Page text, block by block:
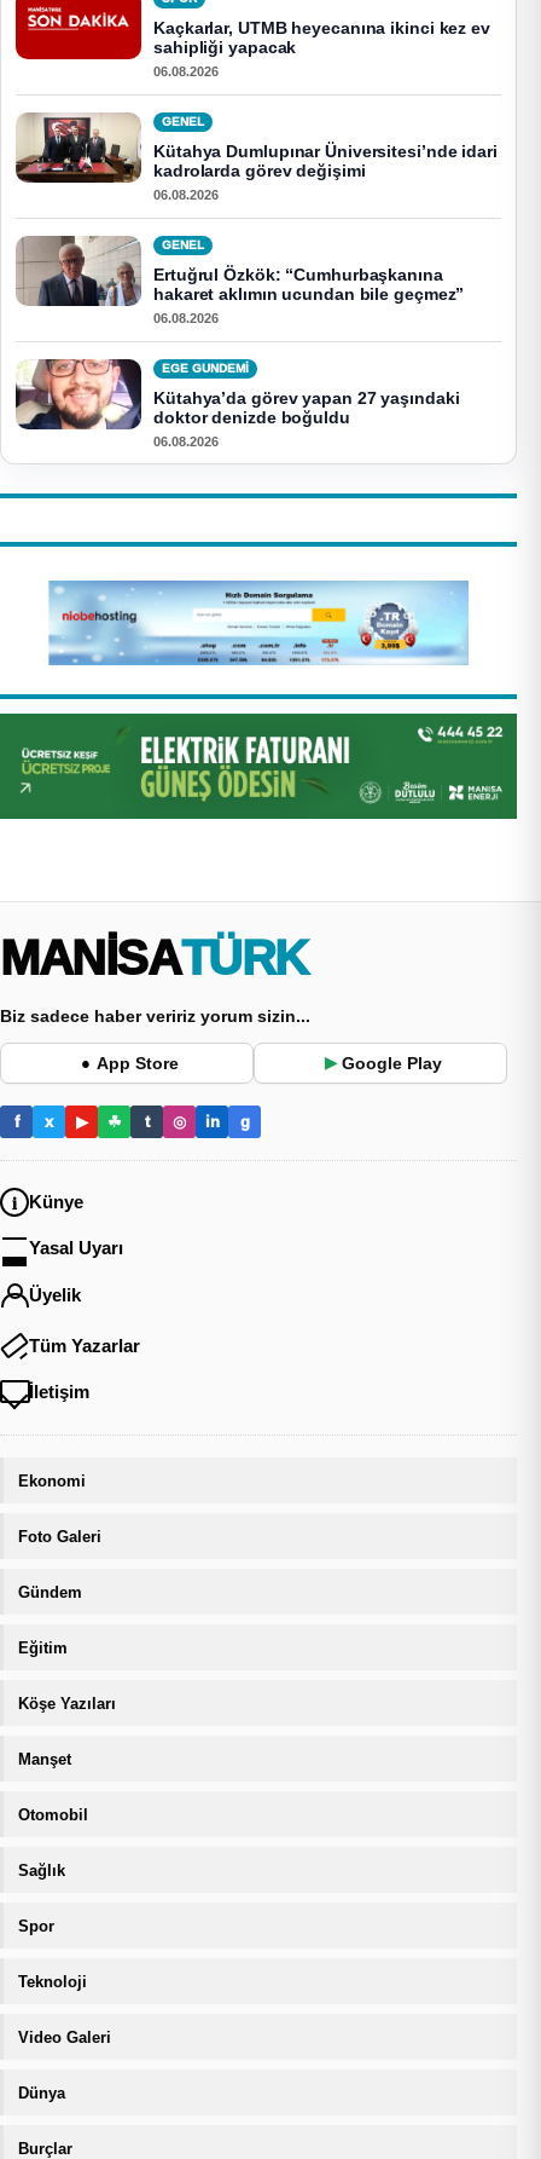
Kaçkarlar, UTMB heyecanına ikinci kez ev
sahipliği yapacak
06.08.2026
GENEL
Kütahya Dumlupınar Üniversitesi’nde idari
kadrolarda görev değişimi
06.08.2026
GENEL
Ertuğrul Özkök: “Cumhurbaşkanına
hakaret aklımın ucundan bile geçmez”
06.08.2026
EGE GUNDEMİ
Kütahya’da görev yapan 27 yaşındaki
doktor denizde boğuldu
06.08.2026
MANİSA TÜRK
Biz sadece haber veririz yorum sizin...
● App Store ▶ Google Play
f x ▶ ☘ t ◎ in g
Künye
Yasal Uyarı
Üyelik
Tüm Yazarlar
İletişim
Ekonomi
Foto Galeri
Gündem
Eğitim
Köşe Yazıları
Manşet
Otomobil
Sağlık
Spor
Teknoloji
Video Galeri
Dünya
Burçlar